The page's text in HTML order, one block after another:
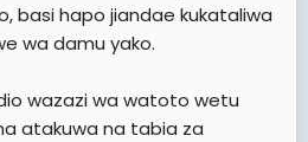
basi hapo jiandae kukataliwa
wa damu yako.
wazazi wa watoto wetu
atakuwa na tabia za